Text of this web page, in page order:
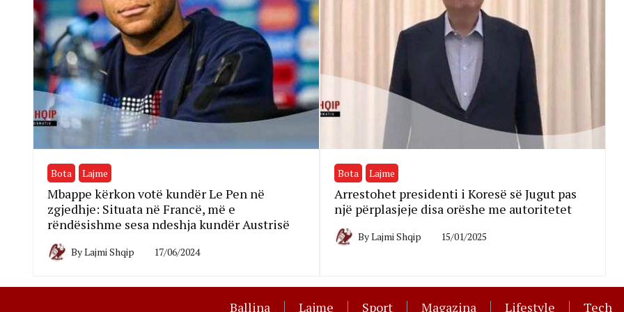
Bota Lajme
Mbappe kërkon votë kundër Le Pen në
zgjedhje: Situata në Francë, më e
rëndësishme sesa ndeshja kundër Austrisë
ByLajmi Shqip 17/06/2024
Bota Lajme
Arrestohet presidenti i Koresë së Jugut pas
një përplasjeje disa orëshe me autoritetet
ByLajmi Shqip 15/01/2025
Ballina Lajme Sport Magazina Lifestyle Tech